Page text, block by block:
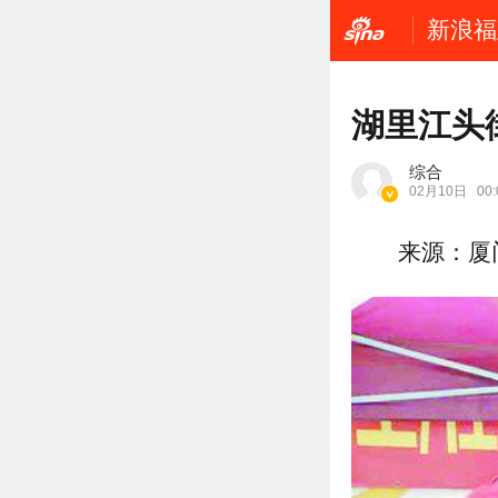
新浪
湖里江头
综合
02月10日
来源：厦